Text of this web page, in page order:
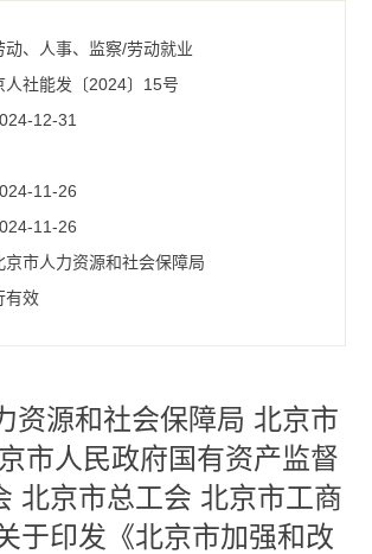
动、人事、监察/劳动就业
人社能发〔2024〕15号
12-31
11-26
11-26
京市人力资源和社会保障局
有效
资源和社会保障局 北京市
市人民政府国有资产监督
北京市总工会 北京市工商
于印发《北京市加强和改